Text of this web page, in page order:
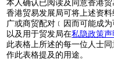
本人确认已阅读及同意香港贸
香港贸易发展局可将上述资
广或商贸配对﹝因而可能成
以及用于贸发局在私隐政策声
此表格上所述的每一位人士
作此表格提及的用途。